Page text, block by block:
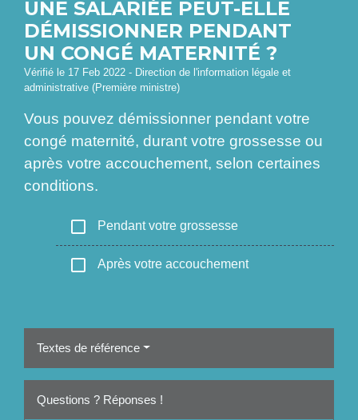
UNE SALARIÉE PEUT-ELLE
DÉMISSIONNER PENDANT
UN CONGÉ MATERNITÉ ?
Vérifié le 17 Feb 2022 - Direction de l'information légale et
administrative (Première ministre)
Vous pouvez démissionner pendant votre
congé maternité, durant votre grossesse ou
après votre accouchement, selon certaines
conditions.
check_box_outline_blank Pendant votre grossesse
check_box_outline_blank Après votre accouchement
Textes de référence
Questions ? Réponses !